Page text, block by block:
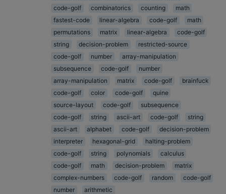
code-golf
combinatorics counting
math
fastest-code
linear-algebra code-golf
math
permutations
matrix linear-algebra
code-golf
string
decision-problem
restricted-source
code-golf
number
array-manipulation
subsequence
code-golf
number
array-manipulation
matrix code-golf
brainfuck
code-golf
color code-golf
quine
source-layout
code-golf
subsequence
code-golf
string ascii-art code-golf
string
ascii-art
alphabet code-golf
decision-problem
interpreter
hexagonal-grid
halting-problem
code-golf
string polynomials
calculus
code-golf
math decision-problem
matrix
complex-numbers
code-golf random
code-golf
number
arithmetic